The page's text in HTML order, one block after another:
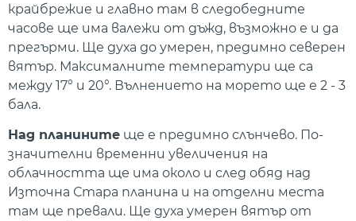
крайбрежие и главно там в следобедните
часове ще има валежи от дъжд, възможно е и да
прегърми. Ще духа до умерен, предимно северен
вятър. Максималните температури ще са
между 17° и 20°. Вълнението на морето ще е 2 - 3
бала.
Над планините ще е предимно слънчево. По-
значителни временни увеличения на
облачността ще има около и след обяд над
Източна Стара планина и на отделни места
там ще превали. Ще духа умерен вятър от